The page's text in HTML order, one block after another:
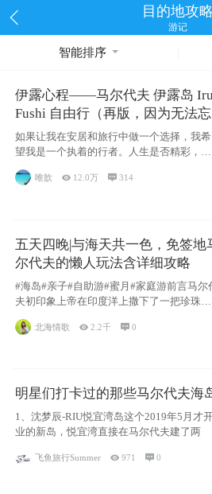
目的地攻略
游记
智能排序
伊露心程——马尔代夫 伊露岛 Iru
Fushi 自由行（再版，因为无法
的留恋）
如果让我在安居和旅行中做一个选择，我希
望我是一个执着的行者。人生是否精彩，都
源于自己
唯歆  12.0万  314
五天四晚|与海天共一色，免签地
尔代夫的懒人玩法含详细攻略
#海岛#亲子#自助游#蜜月#家庭游前言马尔
夫初印象上帝在印度洋上撒下了一把珍珠，
北海情歌 2.2千 0
明星们打卡过的那些马尔代夫海
1、沈梦辰-RIU悦宜湾岛这个2019年5月才
业的新岛，悦宜湾直接在马尔代夫建了两
飞鱼旅行Summer 971 0